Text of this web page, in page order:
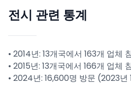
전시 관련 통계
• 2014년: 13개국에서 163개 업체
• 2015년: 13개국에서 166개 업체
• 2024년: 16,600명 방문 (2023